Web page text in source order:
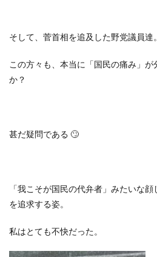
そして、菅首相を追及した野党議員達。
この方々も、本当に「国民の痛み」が
か？
甚だ疑問である 🙄
「我こそが国民の代弁者」みたいな
を追求する姿。
私はとても不快だった。